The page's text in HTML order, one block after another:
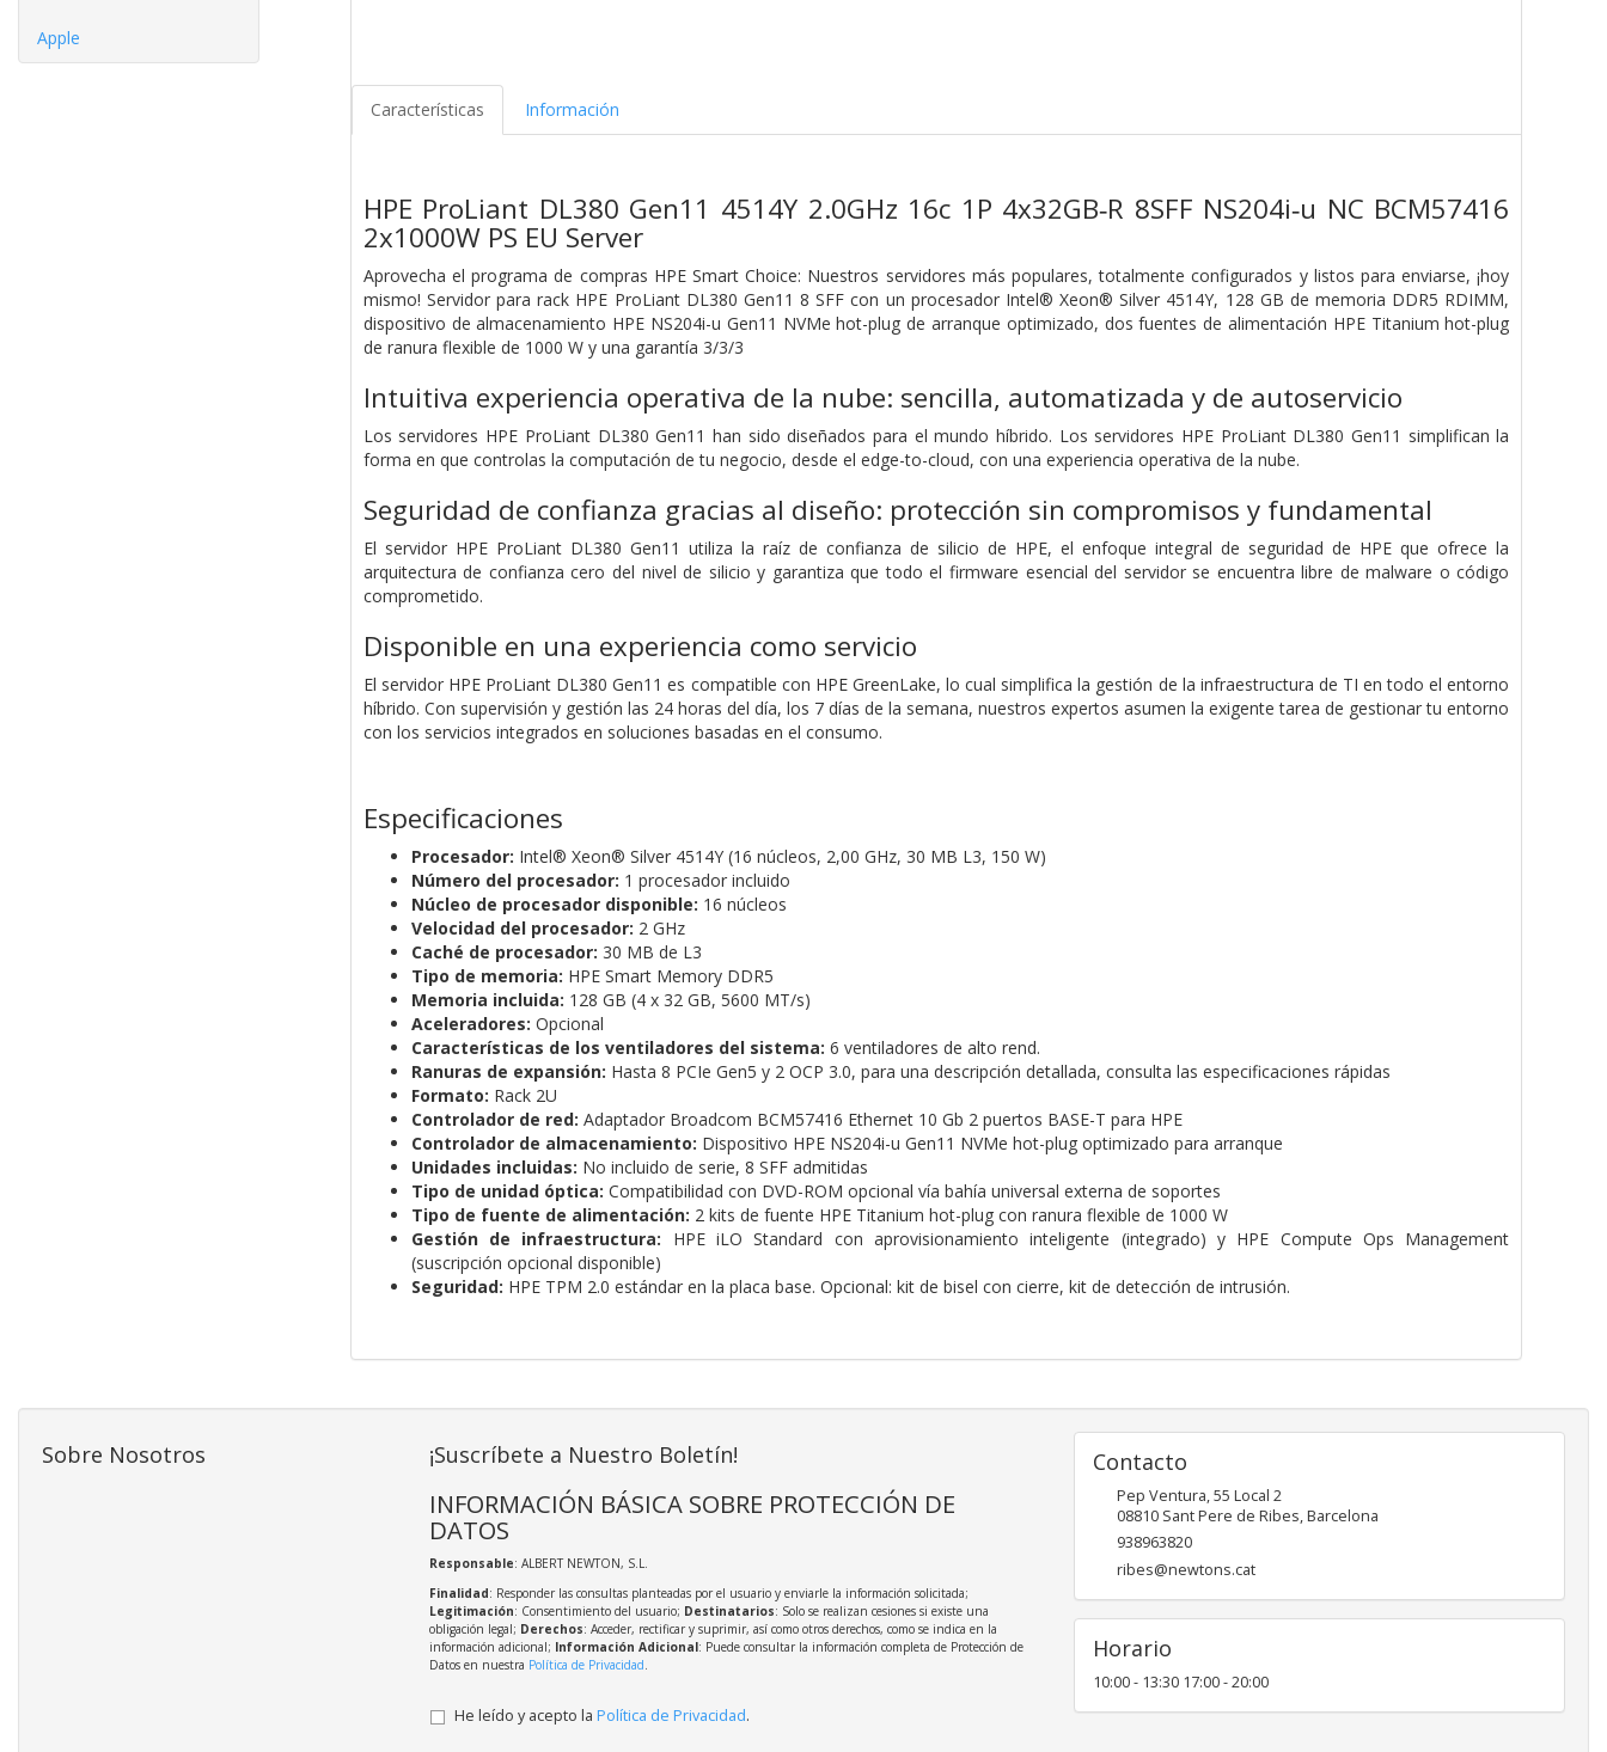
Apple
Características Información
HPE ProLiant DL380 Gen11 4514Y 2.0GHz 16c 1P 4x32GB‑R 8SFF NS204i‑u NC BCM57416
2x1000W PS EU Server
Aprovecha el programa de compras HPE Smart Choice: Nuestros servidores más populares, totalmente configurados y listos para enviarse, ¡hoy
mismo! Servidor para rack HPE ProLiant DL380 Gen11 8 SFF con un procesador Intel® Xeon® Silver 4514Y, 128 GB de memoria DDR5 RDIMM,
dispositivo de almacenamiento HPE NS204i-u Gen11 NVMe hot-plug de arranque optimizado, dos fuentes de alimentación HPE Titanium hot-plug
de ranura flexible de 1000 W y una garantía 3/3/3
Intuitiva experiencia operativa de la nube: sencilla, automatizada y de autoservicio
Los servidores HPE ProLiant DL380 Gen11 han sido diseñados para el mundo híbrido. Los servidores HPE ProLiant DL380 Gen11 simplifican la
forma en que controlas la computación de tu negocio, desde el edge-to-cloud, con una experiencia operativa de la nube.
Seguridad de confianza gracias al diseño: protección sin compromisos y fundamental
El servidor HPE ProLiant DL380 Gen11 utiliza la raíz de confianza de silicio de HPE, el enfoque integral de seguridad de HPE que ofrece la
arquitectura de confianza cero del nivel de silicio y garantiza que todo el firmware esencial del servidor se encuentra libre de malware o código
comprometido.
Disponible en una experiencia como servicio
El servidor HPE ProLiant DL380 Gen11 es compatible con HPE GreenLake, lo cual simplifica la gestión de la infraestructura de TI en todo el entorno
híbrido. Con supervisión y gestión las 24 horas del día, los 7 días de la semana, nuestros expertos asumen la exigente tarea de gestionar tu entorno
con los servicios integrados en soluciones basadas en el consumo.
Especificaciones
Procesador: Intel® Xeon® Silver 4514Y (16 núcleos, 2,00 GHz, 30 MB L3, 150 W)
Número del procesador: 1 procesador incluido
Núcleo de procesador disponible: 16 núcleos
Velocidad del procesador: 2 GHz
Caché de procesador: 30 MB de L3
Tipo de memoria: HPE Smart Memory DDR5
Memoria incluida: 128 GB (4 x 32 GB, 5600 MT/s)
Aceleradores: Opcional
Características de los ventiladores del sistema: 6 ventiladores de alto rend.
Ranuras de expansión: Hasta 8 PCIe Gen5 y 2 OCP 3.0, para una descripción detallada, consulta las especificaciones rápidas
Formato: Rack 2U
Controlador de red: Adaptador Broadcom BCM57416 Ethernet 10 Gb 2 puertos BASE-T para HPE
Controlador de almacenamiento: Dispositivo HPE NS204i-u Gen11 NVMe hot-plug optimizado para arranque
Unidades incluidas: No incluido de serie, 8 SFF admitidas
Tipo de unidad óptica: Compatibilidad con DVD-ROM opcional vía bahía universal externa de soportes
Tipo de fuente de alimentación: 2 kits de fuente HPE Titanium hot-plug con ranura flexible de 1000 W
Gestión de infraestructura: HPE iLO Standard con aprovisionamiento inteligente (integrado) y HPE Compute Ops Management
(suscripción opcional disponible)
Seguridad: HPE TPM 2.0 estándar en la placa base. Opcional: kit de bisel con cierre, kit de detección de intrusión.
Sobre Nosotros ¡Suscríbete a Nuestro Boletín!
INFORMACIÓN BÁSICA SOBRE PROTECCIÓN DE
DATOS
Responsable: ALBERT NEWTON, S.L.
Finalidad: Responder las consultas planteadas por el usuario y enviarle la información solicitada;
Legitimación: Consentimiento del usuario; Destinatarios: Solo se realizan cesiones si existe una
obligación legal; Derechos: Acceder, rectificar y suprimir, así como otros derechos, como se indica en la
información adicional; Información Adicional: Puede consultar la información completa de Protección de
Datos en nuestra Política de Privacidad.
He leído y acepto la Política de Privacidad.
Contacto
Pep Ventura, 55 Local 2
08810 Sant Pere de Ribes,Barcelona
938963820
ribes@newtons.cat
Horario
10:00 - 13:30 17:00 - 20:00